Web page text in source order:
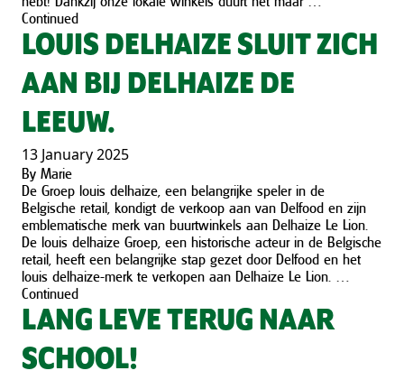
Continued
LOUIS DELHAIZE SLUIT ZICH
AAN BIJ DELHAIZE DE
LEEUW.
13 January 2025
By Marie
De Groep louis delhaize, een belangrijke speler in de
Belgische retail, kondigt de verkoop aan van Delfood en zijn
emblematische merk van buurtwinkels aan Delhaize Le Lion.
De louis delhaize Groep, een historische acteur in de Belgische
retail, heeft een belangrijke stap gezet door Delfood en het
louis delhaize-merk te verkopen aan Delhaize Le Lion. …
Continued
LANG LEVE TERUG NAAR
SCHOOL!